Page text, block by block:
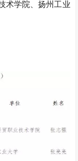
术学院、扬州工业